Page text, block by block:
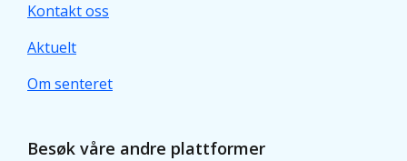
Kontakt oss
Aktuelt
Om senteret
Besøk våre andre plattformer